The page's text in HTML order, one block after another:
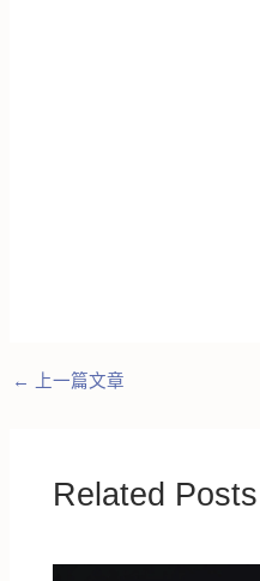
← 上一篇文章
Related Posts